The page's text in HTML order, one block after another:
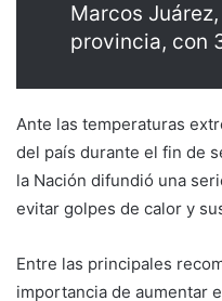
Marcos
provincia, con
Ante las temperaturas
del país durante el fin de
la Nación difundió una
evitar golpes de calor y
Entre las principales
importancia de aumentar